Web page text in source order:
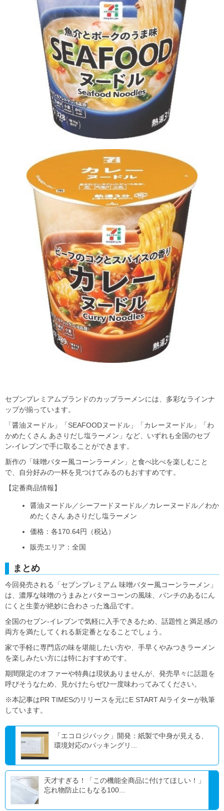
セブンプレミアムブランドのカップラーメンには、多彩なラインナ
ップが揃っています。
「醤油ヌードル」「SEAFOODヌードル」「カレーヌードル」「わ
かめたくさん あさりだし塩ラーメン」など、いずれも全国のセブ
ン‐イレブンで手に取ることができます。
新作の「味噌バター風コーンラーメン」と食べ比べを楽しむこと
で、自分好みの一杯を見つけてみるのもおすすめです。
【定番商品情報】
醤油ヌードル／シーフードヌードル／カレーヌードル／わか
めたくさん あさりだし塩ラーメン
価格：各170.64円（税込）
販売エリア：全国
まとめ
今回発売される「セブンプレミアム 味噌バター風コーンラーメン」
は、濃厚な味噌のうまみとバターコーンの風味、パンチのあるにん
にくと生姜が絶妙に合わさった逸品です。
全国のセブン‐イレブンで気軽に入手できるため、話題性と満足感の
両方を満たしてくれる新定番となることでしょう。
家で手軽に専門店の味を堪能したい方や、手早くやみつきラーメン
を楽しみたい方には特におすすめです。
期間限定のオファーや特典は現状ありませんが、発売早々に話題を
呼びそうなため、見かけたらぜひ一度味わってみてください。
※本記事はPR TIMESのリリースを元にE START AIライターが執筆
しています。
「エコロジパック」開発：紙製で中身が見える、
環境対応のパッキングリ...
天才すぎる！「この機能全商品に付けてほしい！」
忘れ物防止にもなる100...